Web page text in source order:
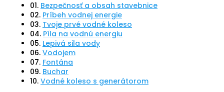
01. Bezpečnosť a obsah stavebnice
02. Príbeh vodnej energie
03. Tvoje prvé vodné koleso
04. Píla na vodnú energiu
05. Lepivá sila vody
06. Vodojem
07. Fontána
09. Buchar
10. Vodné koleso s generátorom